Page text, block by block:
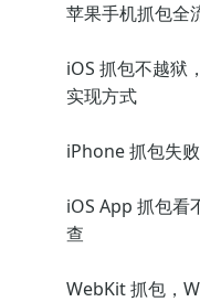
苹果手机抓包全
iOS 抓包不越狱
实现方式
iPhone 抓包失
iOS App 抓包看
查
WebKit 抓包，